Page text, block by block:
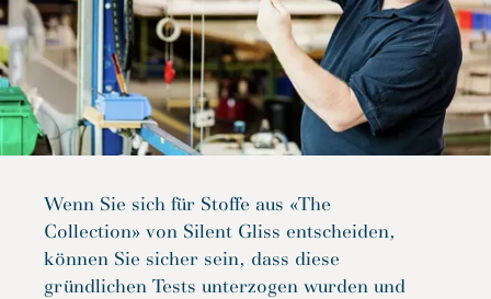
Wenn Sie sich für Stoffe aus «The
Collection» von Silent Gliss entscheiden,
können Sie sicher sein, dass diese
gründlichen Tests unterzogen wurden und